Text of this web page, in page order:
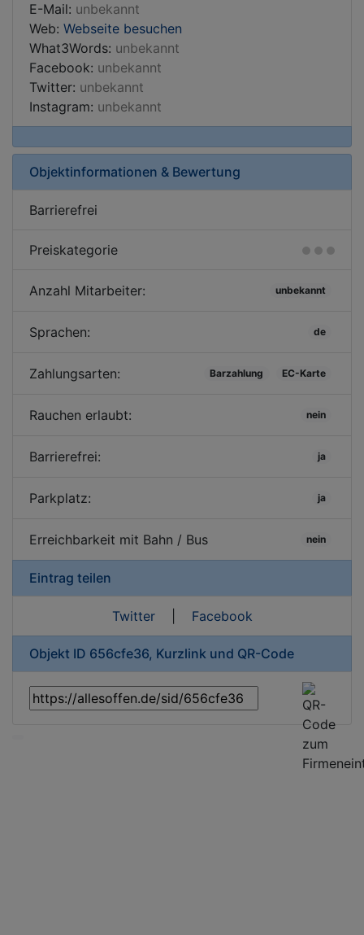
E-Mail: unbekannt
Web: Webseite besuchen
What3Words: unbekannt
Facebook: unbekannt
Twitter: unbekannt
Instagram: unbekannt
Objektinformationen & Bewertung
Barrierefrei
Preiskategorie
Anzahl Mitarbeiter: unbekannt
Sprachen: de
Zahlungsarten: Barzahlung EC-Karte
Rauchen erlaubt: nein
Barrierefrei: ja
Parkplatz: ja
Erreichbarkeit mit Bahn / Bus nein
Eintrag teilen
Twitter| Facebook
Objekt ID 656cfe36, Kurzlink und QR-Code